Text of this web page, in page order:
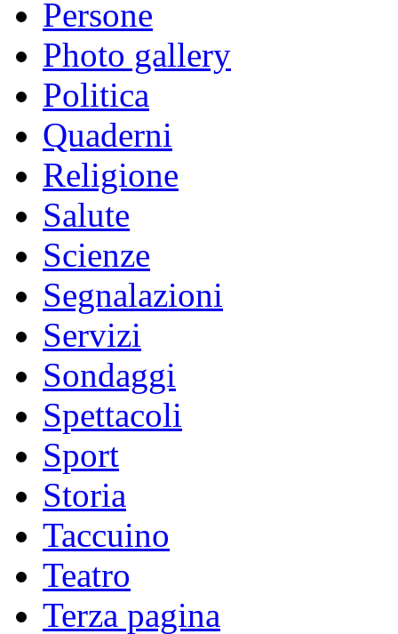
Persone
Photo gallery
Politica
Quaderni
Religione
Salute
Scienze
Segnalazioni
Servizi
Sondaggi
Spettacoli
Sport
Storia
Taccuino
Teatro
Terza pagina